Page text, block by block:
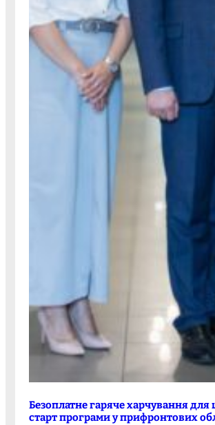
Безоплатне гаряче харчування для
старт програми у прифронтових